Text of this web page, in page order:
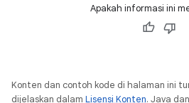
Apakah informasi ini
Konten dan contoh kode di halaman ini
dijelaskan dalam Lisensi Konten. Java